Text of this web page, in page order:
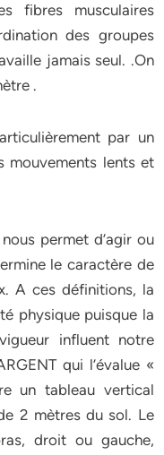
fibres musculaires
des groupes
jamais seul. .On
.
par un
mouvements lents et
permet d’agir ou
le caractère de
A ces définitions, la
physique puisque la
influent notre
qui l’évalue «
un tableau vertical
2 mètres du sol. Le
droit ou gauche,